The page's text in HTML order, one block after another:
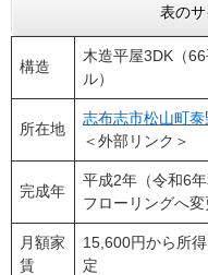
表の
構造
木造平屋3DK（
ル）
所在地
志布志市松山町
＜外部リンク＞
完成年
平成2年（令和6
フローリングへ変
月額家
賃
15,600円から所
定